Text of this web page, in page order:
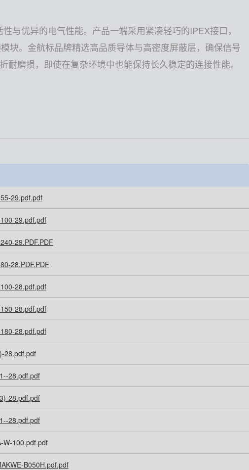
与优异的电气性能。产品一端采用紧凑轻巧的IPEX接口，
块。金航标品牌精选高品质导体与高密度屏蔽层，确保信号
磨损，即使在复杂环境中也能保持长久稳定的连接性能。
29.pdf.pdf
29.pdf.pdf
29.PDF.PDF
28.PDF.PDF
28.pdf.pdf
28.pdf.pdf
28.pdf.pdf
28.pdf.pdf
28.pdf.pdf
28.pdf.pdf
28.pdf.pdf
W-100.pdf.pdf
B050H.pdf.pdf